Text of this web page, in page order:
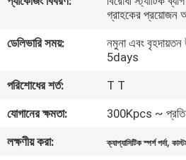
সাথে
যোগাযোগ
করুন
গ্রাহকের প্রয়োজন
ডেলিভারি সময়:
নমুনা এবং
5days
পরিশোধের শর্ত:
T T
যোগানের ক্ষমতা:
300Kpcs ~ প্রতি
লক্ষণীয় করা:
ক্যাপ্যাসিটিক স্পর্শ পর্দা,